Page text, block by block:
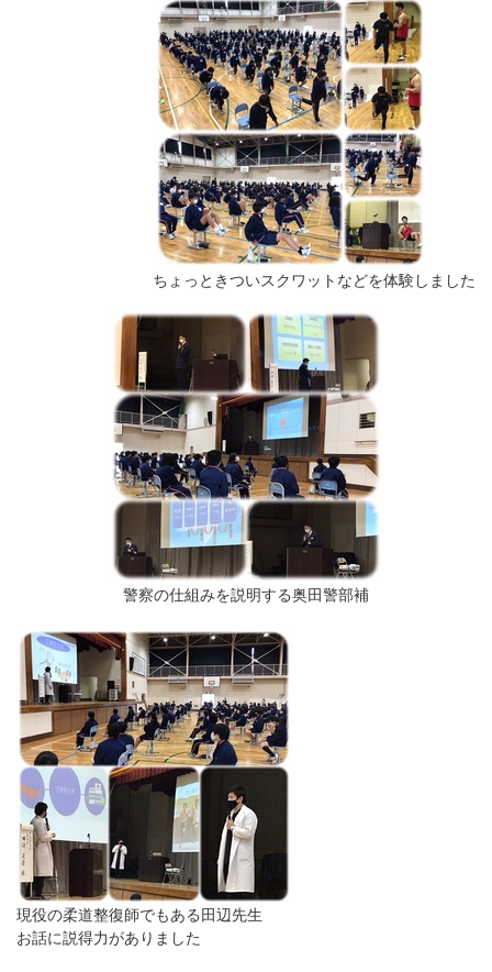
ちょっときついスクワットなどを体験しました
警察の仕組みを説明する奥田警部補
現役の柔道整復師でもある田辺先生
お話に説得力がありました